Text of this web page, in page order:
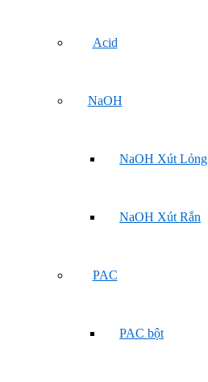
Acid
NaOH
NaOH Xút Lỏng
NaOH Xút Rắn
PAC
PAC bột